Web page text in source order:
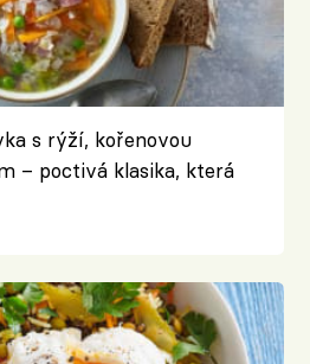
s rýží, kořenovou
– poctivá klasika, která